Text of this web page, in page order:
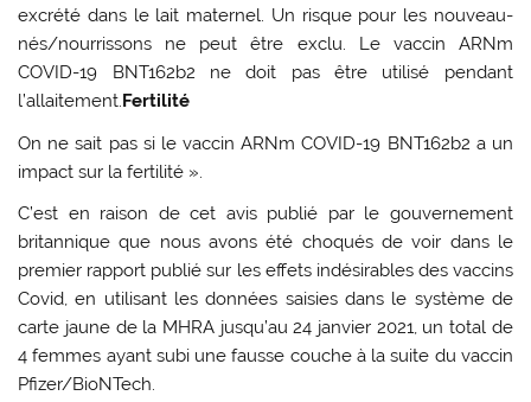
excrété dans le lait maternel. Un risque pour les nouveau-
nés/nourrissons ne peut être exclu. Le vaccin ARNm
COVID-19 BNT162b2 ne doit pas être utilisé pendant
l’allaitement.Fertilité
On ne sait pas si le vaccin ARNm COVID-19 BNT162b2 a un
impact sur la fertilité ».
C’est en raison de cet avis publié par le gouvernement
britannique que nous avons été choqués de voir dans le
premier rapport publié sur les effets indésirables des vaccins
Covid, en utilisant les données saisies dans le système de
carte jaune de la MHRA jusqu’au 24 janvier 2021, un total de
4 femmes ayant subi une fausse couche à la suite du vaccin
Pfizer/BioNTech.